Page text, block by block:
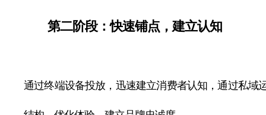
第二阶段：快速铺点，建立认知
通过终端设备投放，迅速建立消费者认知，通过私域